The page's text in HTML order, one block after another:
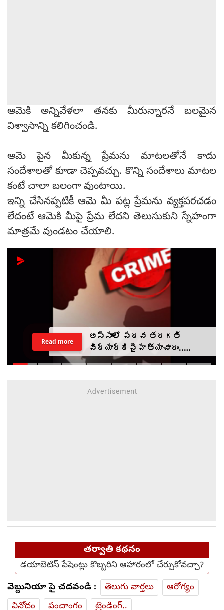
ఆమెకి అన్నివేళలా తనకు మీరున్నారనే బలమైన
విశ్వాసాన్ని కలిగించండి.
ఆమె పైన మీకున్న ప్రేమను మాటలతోనే కాదు
సందేశాలతో కూడా చెప్పవచ్చు. కొన్ని సందేశాలు మాటల
కంటే చాలా బలంగా వుంటాయి.
ఇన్ని చేసినప్పటికీ ఆమె మీ పట్ల ప్రేమను వ్యక్తపరచడం
లేదంటే ఆమెకి మీపై ప్రేమ లేదని తెలుసుకుని స్నేహంగా
మాత్రమే వుండటం చేయాలి.
అస్సాంలో పదవ తరగతి
విద్యార్థిపై హత్యాచారం..
ఫంక్షన్‌కు వెళ్లిన తల్లి..
Read more
తర్వాతి కథనం
డయాబెటిస్ పేషెంట్లు కొబ్బరిని ఆహారంలో చేర్చుకోవచ్చా?
వెబ్దునియా పై చదవండి : తెలుగు వార్తలు
ఆరోగ్యం
వినోదం
పంచాంగం ట్రెండింగ్..